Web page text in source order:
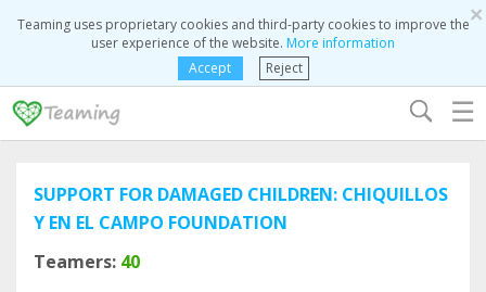
×
Teaming uses proprietary cookies and third-party cookies to improve the
user experience of the website. More information
Accept
Reject
☰
SUPPORT FOR DAMAGED CHILDREN: CHIQUILLOS
Y EN EL CAMPO FOUNDATION
Teamers: 40